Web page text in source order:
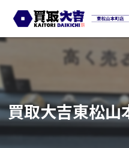
買取大吉東松